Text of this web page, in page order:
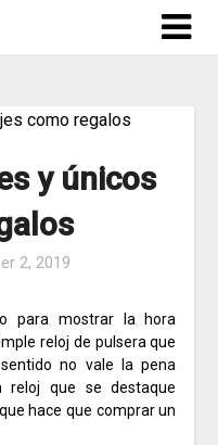
y únicos
2, 2019
para mostrar la hora
reloj de pulsera que
no vale la pena
reloj que se destaque
hace que comprar un